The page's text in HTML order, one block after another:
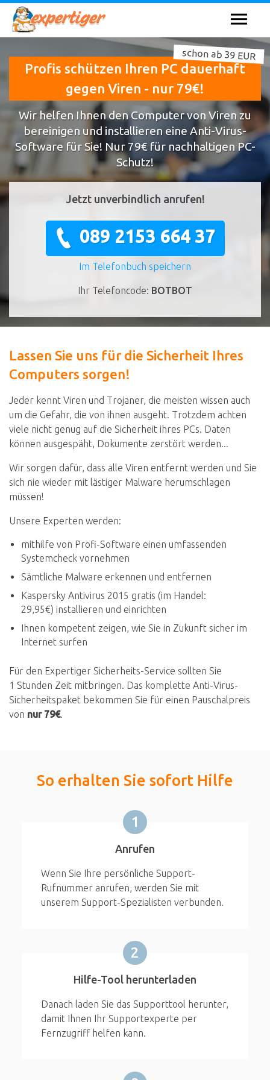
Profis schützen Ihren PC dauerhaft
gegen Viren - nur 79€!
schon ab 39 EUR
Wir helfen Ihnen den Computer von Viren zu
bereinigen und installieren eine Anti-Virus-
Software für Sie! Nur 79€ für nachhaltigen PC-
Schutz!
Jetzt unverbindlich anrufen!
089 2153 664 37
Im Telefonbuch speichern
Ihr Telefoncode: BOTBOT
Lassen Sie uns für die Sicherheit Ihres
Computers sorgen!
Jeder kennt Viren und Trojaner, die meisten wissen auch
um die Gefahr, die von ihnen ausgeht. Trotzdem achten
viele nicht genug auf die Sicherheit ihres PCs. Daten
können ausgespäht, Dokumente zerstört werden...
Wir sorgen dafür, dass alle Viren entfernt werden und Sie
sich nie wieder mit lästiger Malware herumschlagen
müssen!
Unsere Experten werden:
mithilfe von Profi-Software einen umfassenden
Systemcheck vornehmen
Sämtliche Malware erkennen und entfernen
Kaspersky Antivirus 2015 gratis (im Handel:
29,95€) installieren und einrichten
Ihnen kompetent zeigen, wie Sie in Zukunft sicher im
Internet surfen
Für den Expertiger Sicherheits-Service sollten Sie
1 Stunden Zeit mitbringen. Das komplette Anti-Virus-
Sicherheitspaket bekommen Sie für einen Pauschalpreis
von nur 79€.
So erhalten Sie sofort Hilfe
1
Anrufen
Wenn Sie Ihre persönliche Support-
Rufnummer anrufen, werden Sie mit
unserem Support-Spezialisten verbunden.
2
Hilfe-Tool herunterladen
Danach laden Sie das Supporttool herunter,
damit Ihnen Ihr Supportexperte per
Fernzugriff helfen kann.